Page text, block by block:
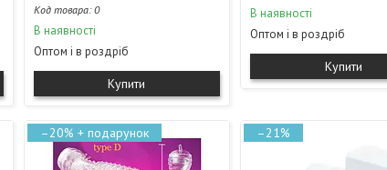
0
В наявності
Оптом і в роздріб
Купити
В наявності
Оптом і в роздріб
Купити
–20% –21%